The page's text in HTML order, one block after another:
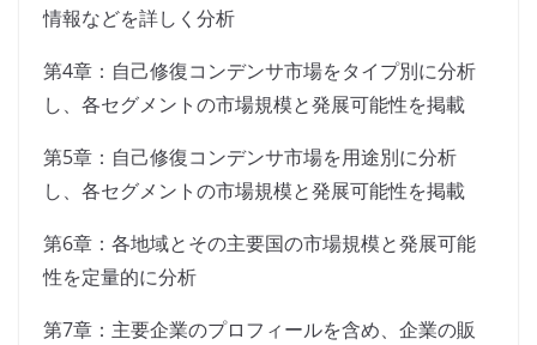
情報などを詳しく分析
第4章：自己修復コンデンサ市場をタイプ別に分析
し、各セグメントの市場規模と発展可能性を掲載
第5章：自己修復コンデンサ市場を用途別に分析
し、各セグメントの市場規模と発展可能性を掲載
第6章：各地域とその主要国の市場規模と発展可能
性を定量的に分析
第7章：主要企業のプロフィールを含め、企業の販